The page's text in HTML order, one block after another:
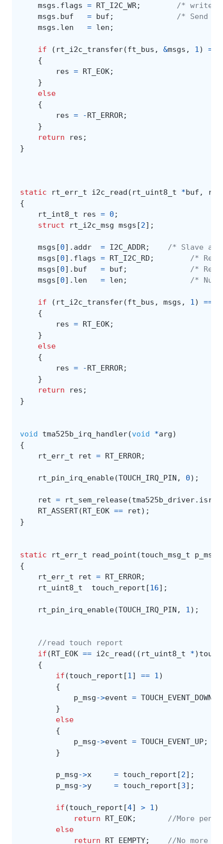
msgs . flags = RT_I2C_WR;
/* write
msgs . buf = buf ;
/* Send
msgs . len = len ;
if ( rt_i2c_transfer(ft_bus , &msgs , 1) ==
{
res = RT_EOK;
}
else
{
res = -RT_ERROR;
}
return
res ;
}
static rt_err_t i2c_read ( rt_uint8_t *buf ,
{
rt_int8_t
res = 0 ;
struct
rt_i2c_msg msgs [2];
msgs [0]. addr = I2C_ADDR;
/* Slave
msgs [0]. flags = RT_I2C_RD ;
/*
msgs [0]. buf = buf ;
/*
msgs [0]. len = len ; /*
if ( rt_i2c_transfer(ft_bus , msgs , 1) ==
{
res = RT_EOK;
}
else
{
res = -RT_ERROR;
}
return
res ;
}
void tma525b_irq_handler(void *arg)
{
rt_err_t
ret = RT_ERROR;
rt_pin_irq_enable(TOUCH_IRQ_PIN , 0);
ret = rt_sem_release(tma525b_driver.
RT_ASSERT(RT_EOK == ret);
}
static rt_err_t read_point (touch_msg_t p_msg
{
rt_err_t
ret = RT_ERROR;
rt_uint8_t
touch_report [16];
rt_pin_irq_enable(TOUCH_IRQ_PIN , 1);
//read touch report
if (RT_EOK == i2c_read (( rt_uint8_t *)
{
if (touch_report [1] == 1)
{
p_msg->event = TOUCH_EVENT_DOWN
}
else
{
p_msg->event = TOUCH_EVENT_UP;
}
p_msg->x = touch_report [2];
p_msg->y = touch_report [3];
if (touch_report [4] > 1)
return
RT_EOK;
//More
else
return
RT_EEMPTY; //No more